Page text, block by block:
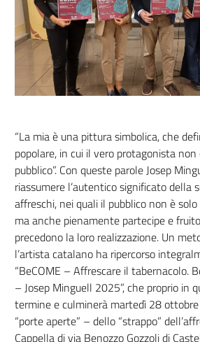
“La mia è una pittura simbolica, che
popolare, in cui il vero protagonista
pubblico”. Con queste parole Josep
riassumere l’autentico significato della
affreschi, nei quali il pubblico non è
ma anche pienamente partecipe e
precedono la loro realizzazione. Un
l’artista catalano ha ripercorso
“BeCOME – Affrescare il tabernacolo.
– Josep Minguell 2025”, che proprio in
termine e culminerà martedì 28
“porte aperte” – dello “strappo”
Cappella di via Benozzo Gozzoli di